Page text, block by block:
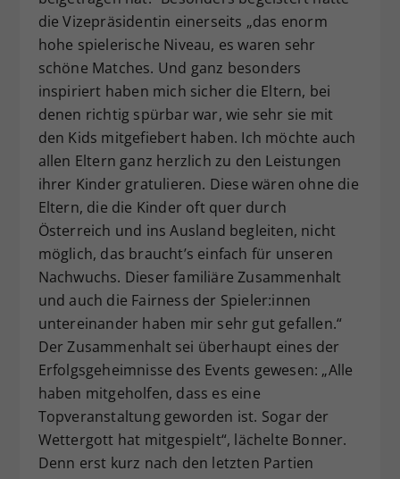
die Vizepräsidentin einerseits „das enorm
hohe spielerische Niveau, es waren sehr
schöne Matches. Und ganz besonders
inspiriert haben mich sicher die Eltern, bei
denen richtig spürbar war, wie sehr sie mit
den Kids mitgefiebert haben. Ich möchte auch
allen Eltern ganz herzlich zu den Leistungen
ihrer Kinder gratulieren. Diese wären ohne die
Eltern, die die Kinder oft quer durch
Österreich und ins Ausland begleiten, nicht
möglich, das braucht’s einfach für unseren
Nachwuchs. Dieser familiäre Zusammenhalt
und auch die Fairness der Spieler:innen
untereinander haben mir sehr gut gefallen.“
Der Zusammenhalt sei überhaupt eines der
Erfolgsgeheimnisse des Events gewesen: „Alle
haben mitgeholfen, dass es eine
Topveranstaltung geworden ist. Sogar der
Wettergott hat mitgespielt“, lächelte Bonner.
Denn erst kurz nach den letzten Partien